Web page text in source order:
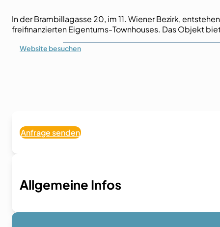
In der Brambillagasse 20, im 11. Wiener Bezirk,
freifinanzierten Eigentums-Townhouses. Das Objekt
Website besuchen
Anfrage senden
Allgemeine Infos